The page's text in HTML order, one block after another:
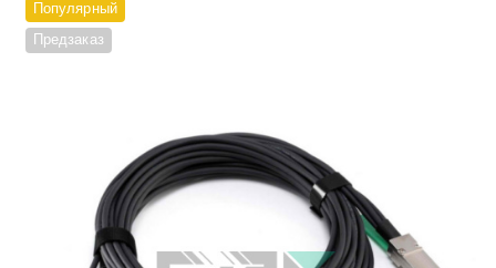
Популярный
Предзаказ